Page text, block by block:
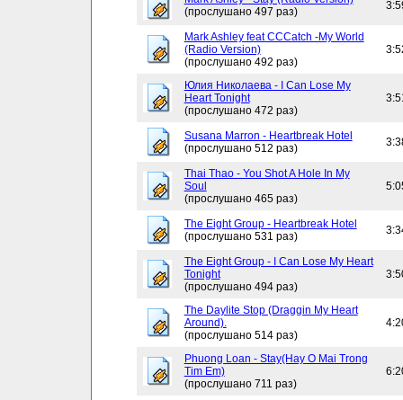
(прослушано 497 раз)
Mark Ashley feat CCCatch -My World
(Radio Version)
(прослушано 492 раз)
Юлия Николаева - I Can Lose My
Heart Tonight
(прослушано 472 раз)
Susana Marron - Heartbreak Hotel
(прослушано 512 раз)
Thai Thao - You Shot A Hole In My
Soul
(прослушано 465 раз)
The Eight Group - Heartbreak Hotel
(прослушано 531 раз)
The Eight Group - I Can Lose My Heart
Tonight
(прослушано 494 раз)
The Daylite Stop (Draggin My Heart
Around).
(прослушано 514 раз)
Phuong Loan - Stay(Hay O Mai Trong
Tim Em)
(прослушано 711 раз)